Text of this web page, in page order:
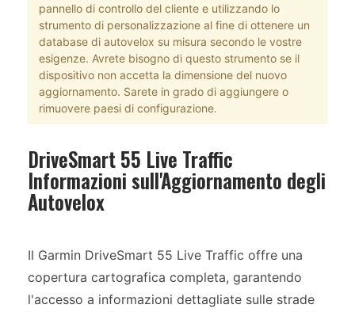
pannello di controllo del cliente e utilizzando lo
strumento di personalizzazione al fine di ottenere un
database di autovelox su misura secondo le vostre
esigenze. Avrete bisogno di questo strumento se il
dispositivo non accetta la dimensione del nuovo
aggiornamento. Sarete in grado di aggiungere o
rimuovere paesi di configurazione.
DriveSmart 55 Live Traffic
Informazioni sull'Aggiornamento degli
Autovelox
Il Garmin DriveSmart 55 Live Traffic offre una
copertura cartografica completa, garantendo
l'accesso a informazioni dettagliate sulle strade